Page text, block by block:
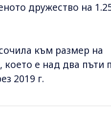
дружество на
към размер на
е над два пъти
2019 г.